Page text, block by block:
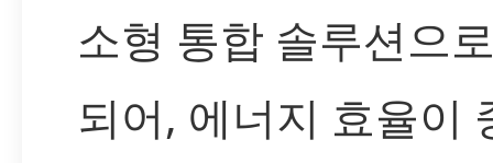
소형 통합 솔루션으
되어, 에너지 효율이